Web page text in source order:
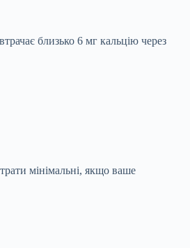
близько 6 мг кальцію через
мінімальні, якщо ваше